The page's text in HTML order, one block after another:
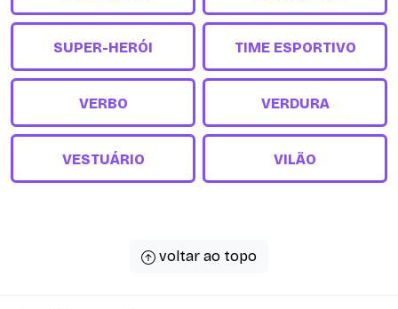
SUPER-HERÓI TIME ESPORTIVO
VERBO VERDURA
VESTUÁRIO VILÃO
voltar ao topo